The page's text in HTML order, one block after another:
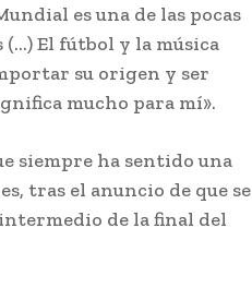
es una de las pocas
El fútbol y la música
su origen y ser
mucho para mí».
siempre ha sentido una
tras el anuncio de que se
de la final del